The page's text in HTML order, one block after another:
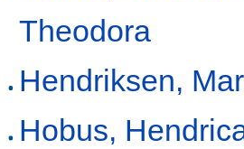
Theodora
Hendriksen,
Hobus,